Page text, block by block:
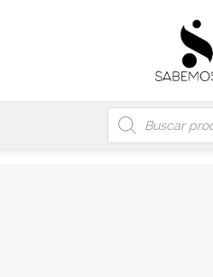
Búsqueda
de
productos